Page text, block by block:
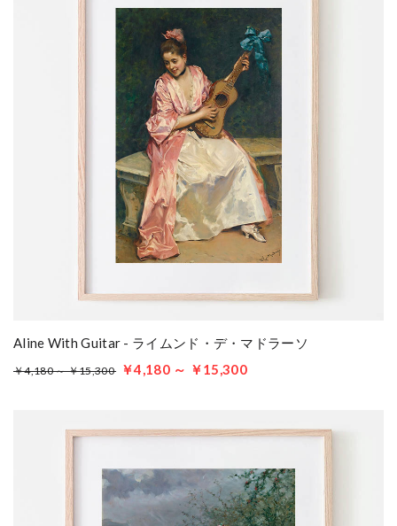
Aline With Guitar - ライムンド・デ・マドラーソ
￥4,180 ～ ￥15,300 ￥4,180 ～ ￥15,300